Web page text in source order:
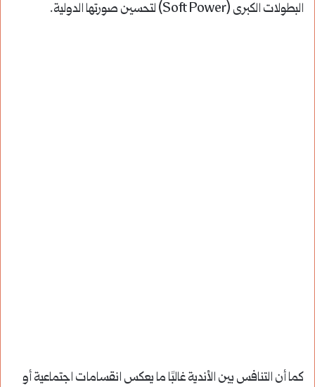
البطولات الكبرى (Soft Power) لتحسين صورتها الدولية.
كما أن التنافس بين الأندية غالبًا ما يعكس انقسامات اجتماعية أو